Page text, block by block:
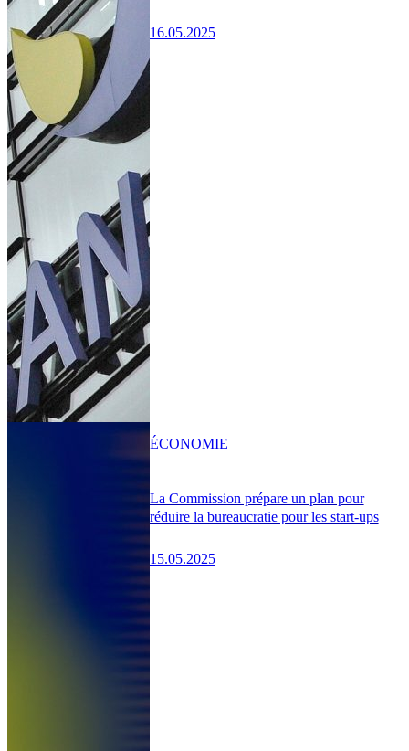
16.05.2025
La Commission prépare un plan pour
réduire la bureaucratie pour les start-ups
15.05.2025
ÉCONOMIE